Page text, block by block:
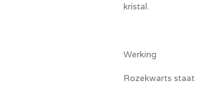
kristal.
Werking
Rozekwarts staat